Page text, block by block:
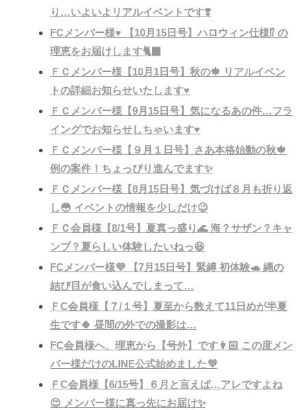
り…いよいよリアルイベントです❣️
FCメンバー様♥️ 【10月15日号】ハロウィン仕様⁉️ の
理恵をお届けします🐈‍⬛
ＦＣメンバー様【10月1日号】秋の🍁 リアルイベン
トの詳細お知らせいたします♥️
ＦＣメンバー様【9月15日号】気になるあの件…フラ
イングでお知らせしちゃいます♥️
ＦＣメンバー様【９月１日号】さあ本格始動の秋🍁
例の案件！ちょっぴり進んでます✨
ＦＣメンバー様【8月15日号】気づけば８月も折り返
し😳 イベントの情報を少しだけ😉
ＦＣ会員様【8/1号】夏真っ盛り🌊 海？サザン？キャ
ンプ？夏らしい体験したいねっ😆
FCメンバー様💜 【7月15日号】緊縛 初体験🐢 縄の
結び目が食い込んでしまって…
ＦC会員様【７/１号】夏至から数えて11日めが半夏
生です🍀 昼間の外での撮影は…
FC会員様へ、理恵から【号外】です👩🏻 この度メン
バー様だけのLINE公式始めました💜
ＦC会員様【6/15号】６月と言えば…アレですよね
😌 メンバー様に真っ先にお届け✨